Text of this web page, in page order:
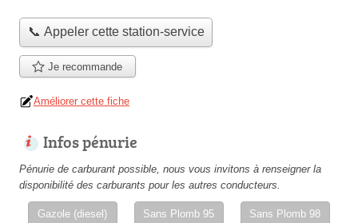
📞 Appeler cette station-service
Je recommande
Améliorer cette fiche
Infos pénurie
Pénurie de carburant possible, nous vous invitons à renseigner la
disponibilité des carburants pour les autres conducteurs.
Gazole (diesel) Sans Plomb 95 Sans Plomb 98